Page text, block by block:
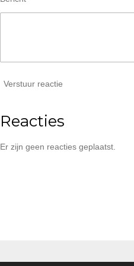
Verstuur reactie
Reacties
Er zijn geen reacties geplaatst.